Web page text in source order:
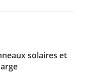
solaires et